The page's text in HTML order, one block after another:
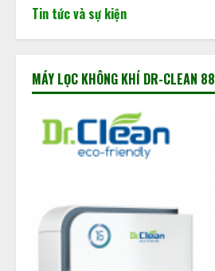
Tin tức và sự kiện
MÁY LỌC KHÔNG KHÍ DR-CLEAN 88